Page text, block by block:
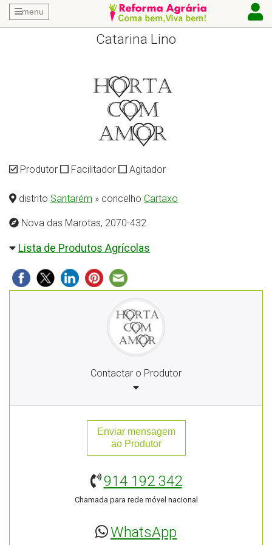
menu
Catarina Lino
Produtor Facilitador Agitador
distrito Santarém » concelho Cartaxo
Nova das Marotas, 2070-432
Lista de Produtos Agrícolas
Contactar o Produtor
Enviar mensagem
ao Produtor
914 192 342
Chamada para rede móvel nacional
WhatsApp